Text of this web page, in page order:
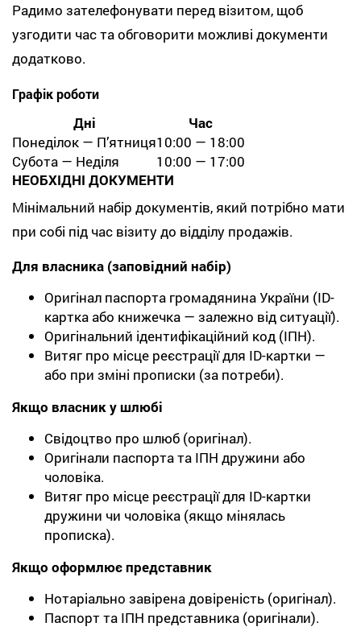
Радимо зателефонувати перед візитом, щоб
узгодити час та обговорити можливі документи
додатково.
Графік роботи
Дні
Час
Понеділок — Пʼятниця10:00 — 18:00
Субота — Неділя
10:00 — 17:00
НЕОБХІДНІ ДОКУМЕНТИ
Мінімальний набір документів, який потрібно мати
при собі під час візиту до відділу продажів.
Для власника (заповідний набір)
Оригінал паспорта громадянина України (ID-
картка або книжечка — залежно від ситуації).
Оригінальний ідентифікаційний код (ІПН).
Витяг про місце реєстрації для ID-картки —
або при зміні прописки (за потреби).
Якщо власник у шлюбі
Свідоцтво про шлюб (оригінал).
Оригінали паспорта та ІПН дружини або
чоловіка.
Витяг про місце реєстрації для ID-картки
дружини чи чоловіка (якщо мінялась
прописка).
Якщо оформлює представник
Нотаріально завірена довіреність (оригінал).
Паспорт та ІПН представника (оригінали).